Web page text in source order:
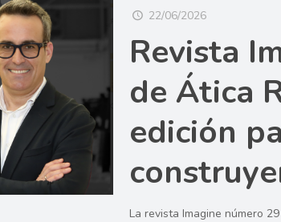
22/06/2026
Revista
de Ática
edición
La revista Imagine número